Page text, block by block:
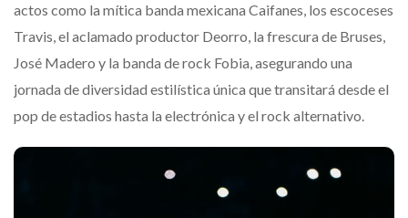
actos como la mítica banda mexicana Caifanes, los escoceses
Travis, el aclamado productor Deorro, la frescura de Bruses,
José Madero y la banda de rock Fobia, asegurando una
jornada de diversidad estilística única que transitará desde el
pop de estadios hasta la electrónica y el rock alternativo.